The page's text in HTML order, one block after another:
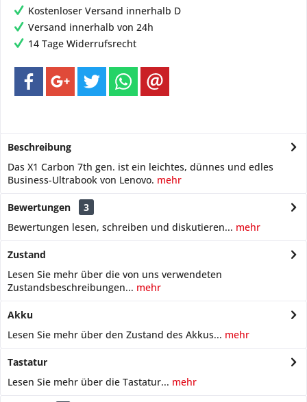
Kostenloser Versand innerhalb D
Versand innerhalb von 24h
14 Tage Widerrufsrecht
Beschreibung
Das X1 Carbon 7th gen. ist ein leichtes, dünnes und edles
Business-Ultrabook von Lenovo. mehr
Bewertungen
3
Bewertungen lesen, schreiben und diskutieren... mehr
Zustand
Lesen Sie mehr über die von uns verwendeten
Zustandsbeschreibungen... mehr
Akku
Lesen Sie mehr über den Zustand des Akkus... mehr
Tastatur
Lesen Sie mehr über die Tastatur... mehr